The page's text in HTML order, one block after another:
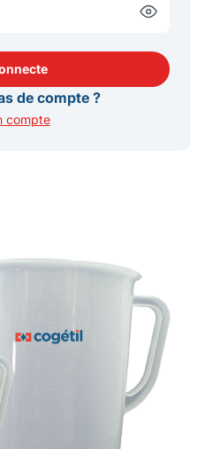
de compte ?
compte